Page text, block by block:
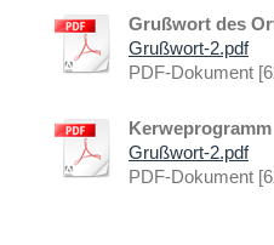
Grußwort des
Grußwort-2.pdf
PDF-Dokument
Kerweprogramm
Grußwort-2.pdf
PDF-Dokument